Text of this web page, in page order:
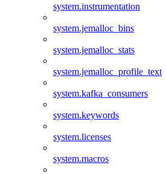
system.instrumentation
system.jemalloc_bins
system.jemalloc_stats
system.jemalloc_profile_text
system.kafka_consumers
system.keywords
system.licenses
system.macros